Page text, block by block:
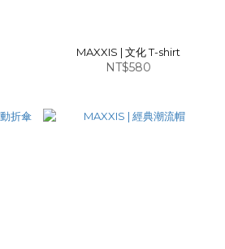
MAXXIS | 文化 T-shirt
NT$580